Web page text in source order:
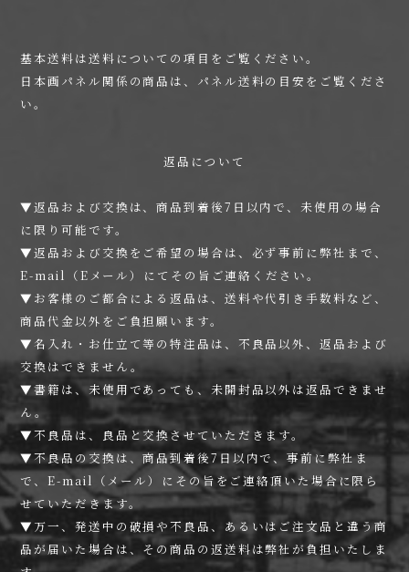
基本送料は送料について の項目をご覧ください。
日本画パネル関係の商品は、 パネル送料の目安 をご覧くださ
い。
返品について
▼返品および交換は、商品到着後7日以内で、未使用の場合
に限り可能です。
▼返品および交換をご希望の場合は、必ず事前に弊社まで、
E-mail（Eメール）にてその旨ご連絡ください。
▼お客様のご都合による返品は、送料や代引き手数料など、
商品代金以外をご負担願います。
▼名入れ・お仕立て等の特注品は、不良品以外、返品および
交換はできません。
▼書籍は、未使用であっても、未開封品以外は返品できませ
ん。
▼不良品は、良品と交換させていただきます。
▼不良品の交換は、商品到着後7日以内で、事前に弊社ま
で、E-mail（メール）にその旨をご連絡頂いた場合に限ら
せていただきます。
▼万一、発送中の破損や不良品、あるいはご注文品と違う商
品が届いた場合は、その商品の返送料は弊社が負担いたしま